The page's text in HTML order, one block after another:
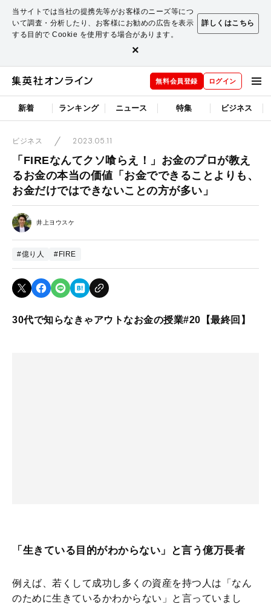
当サイトでは当社の提携先等がお客様のニーズ等につ
いて調査・分析したり、お客様にお勧めの広告を表示
する目的で Cookie を使用する場合があります。
詳しくはこちら
×
無料会員登録 ログイン
新着 ランキング ニュース 特集 ビジネス
ビジネス 2023.05.11
「FIREなんてクソ喰らえ！」お金のプロが教え
るお金の本当の価値「お金でできることよりも、
お金だけではできないことの方が多い」
井上ヨウスケ
#億り人 #FIRE
30代で知らなきゃアウトなお金の授業#20【最終回】
「生きている目的がわからない」と言う億万長者
例えば、若くして成功し多くの資産を持つ人は「なん
のために生きているかわからない」と言っていまし